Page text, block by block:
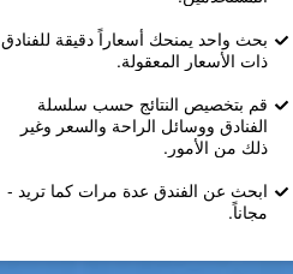
بحث واحد يمنحك أسعاراً دقيقة للفنادق
ذات الأسعار المعقولة.
قم بتخصيص النتائج حسب سلسلة
الفنادق ووسائل الراحة والسعر وغير
ذلك من الأمور.
ابحث عن الفندق عدة مرات كما تريد -
مجاناً.